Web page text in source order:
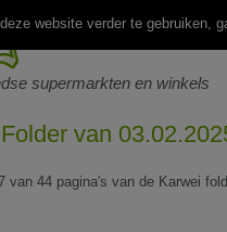
supermarkten en winkels
van
van 44 pagina's van de Karwei
website verder te gebruiken,